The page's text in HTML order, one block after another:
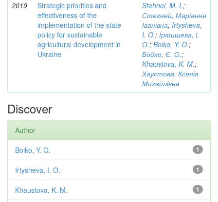
2019
Strategic priorities and
effectiveness of the
implementation of the state
policy for sustainable
agricultural development in
Ukraine
Stehnei, M. I.;
Стегней, Маріанна
Іванівна; Irtysheva,
I. O.; Іртишева, І.
О.; Boiko, Y. O.;
Бойко, Є. О.;
Khaustova, K. M.;
Хаустова, Ксенія
Михайлівна
Discover
Author
1
Boiko, Y. O.
1
Irtysheva, I. O.
1
Khaustova, K. M.